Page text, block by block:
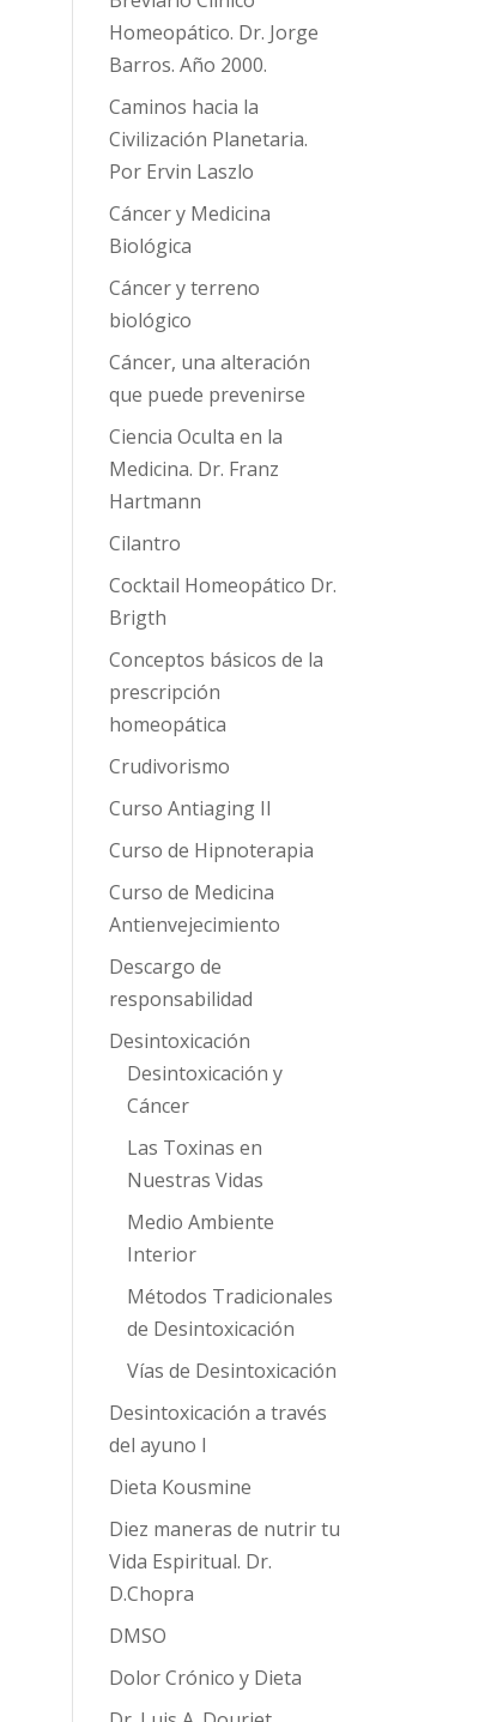
Homeopático. Dr. Jorge
Barros. Año 2000.
Caminos hacia la
Civilización Planetaria.
Por Ervin Laszlo
Cáncer y Medicina
Biológica
Cáncer y terreno
biológico
Cáncer, una alteración
que puede prevenirse
Ciencia Oculta en la
Medicina. Dr. Franz
Hartmann
Cilantro
Cocktail Homeopático Dr.
Brigth
Conceptos básicos de la
prescripción
homeopática
Crudivorismo
Curso Antiaging II
Curso de Hipnoterapia
Curso de Medicina
Antienvejecimiento
Descargo de
responsabilidad
Desintoxicación
Desintoxicación y
Cáncer
Las Toxinas en
Nuestras Vidas
Medio Ambiente
Interior
Métodos Tradicionales
de Desintoxicación
Vías de Desintoxicación
Desintoxicación a través
del ayuno I
Dieta Kousmine
Diez maneras de nutrir tu
Vida Espiritual. Dr.
D.Chopra
DMSO
Dolor Crónico y Dieta